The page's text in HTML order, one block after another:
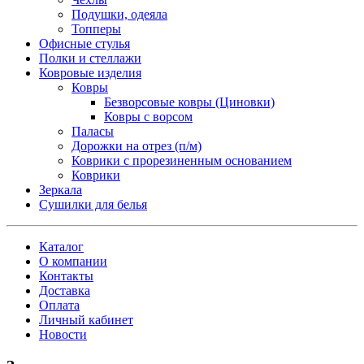
Подушки, одеяла
Топперы
Офисные стулья
Полки и стеллажи
Ковровые изделия
Ковры
Безворсовые ковры (Циновки)
Ковры с ворсом
Паласы
Дорожки на отрез (п/м)
Коврики с прорезиненным основанием
Коврики
Зеркала
Сушилки для белья
Каталог
О компании
Контакты
Доставка
Оплата
Личный кабинет
Новости